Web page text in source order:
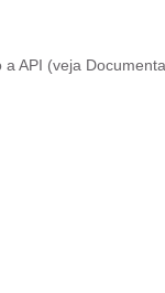
a API (veja